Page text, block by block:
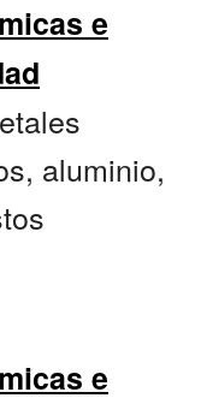
e
aluminio,
e